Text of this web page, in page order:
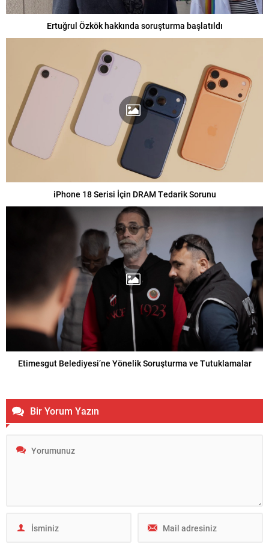
Ertuğrul Özkök hakkında soruşturma başlatıldı
iPhone 18 Serisi İçin DRAM Tedarik Sorunu
Etimesgut Belediyesi’ne Yönelik Soruşturma ve Tutuklamalar
Bir Yorum Yazın